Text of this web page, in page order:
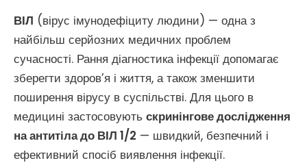
ВІЛ (вірус імунодефіциту людини) — одна з
найбільш серйозних медичних проблем
сучасності. Рання діагностика інфекції допомагає
зберегти здоров’я і життя, а також зменшити
поширення вірусу в суспільстві. Для цього в
медицині застосовують скринінгове дослідження
на антитіла до ВІЛ 1/2 — швидкий, безпечний і
ефективний спосіб виявлення інфекції.